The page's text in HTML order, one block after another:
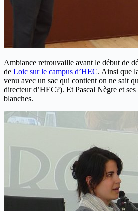
Ambiance retrouvaille avant le début de
de Loic sur le campus d’HEC. Ainsi que
venu avec un sac qui contient on ne sait
directeur d’HEC?). Et Pascal Nègre et ses
blanches.